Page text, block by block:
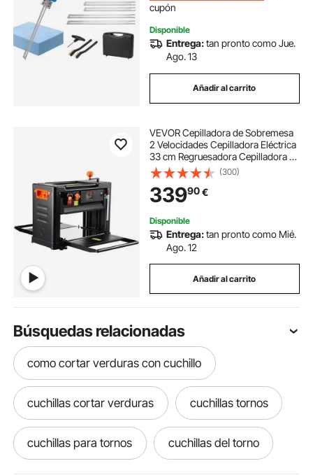
cupón
Disponible
Entrega:tan pronto como Jue.
Ago. 13
Añadir al carrito
VEVOR Cepilladora de Sobremesa
2 Velocidades Cepilladora Eléctrica
33 cm Regruesadora Cepilladora 3
Cuchillas Motor Potente de 15
Amperios y 2000 W Bajo Nivel de
Ruido para Madera Dura y Blanda
(300)
33990€
Disponible
Entrega:tan pronto como Mié.
Ago. 12
Añadir al carrito
Búsquedas relacionadas
como cortar verduras con cuchillo
cuchillas cortar verduras cuchillas tornos
cuchillas para tornos cuchillas del torno